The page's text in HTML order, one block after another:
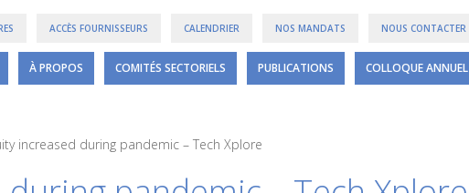
ACCÈS FOURNISSEURS CALENDRIER NOS MANDATS NOUS CONTACTER
À PROPOS COMITÉS SECTORIELS PUBLICATIONS COLLOQUE ANNUEL
increased during pandemic – Tech Xplore